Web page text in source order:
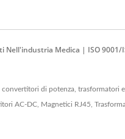
Medica | ISO
convertitori di potenza,
AC-DC, Magnetici RJ45,